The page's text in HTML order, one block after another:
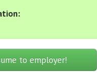
to employer!